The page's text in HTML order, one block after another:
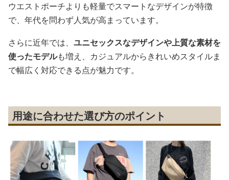
ウエストポーチよりも軽量でスマートなデザインが特徴
で、年代を問わず人気が高まっています。
さらに近年では、 ユニセックスなデザインや上質な素材を
使ったモデルも増え、カジュアルからきれいめスタイルま
で幅広く対応できる点が魅力です。
用途に合わせた選び方のポイント